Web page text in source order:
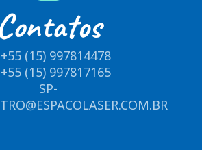
Contatos
+55 (15) 997814478
+55 (15) 997817165
SP-